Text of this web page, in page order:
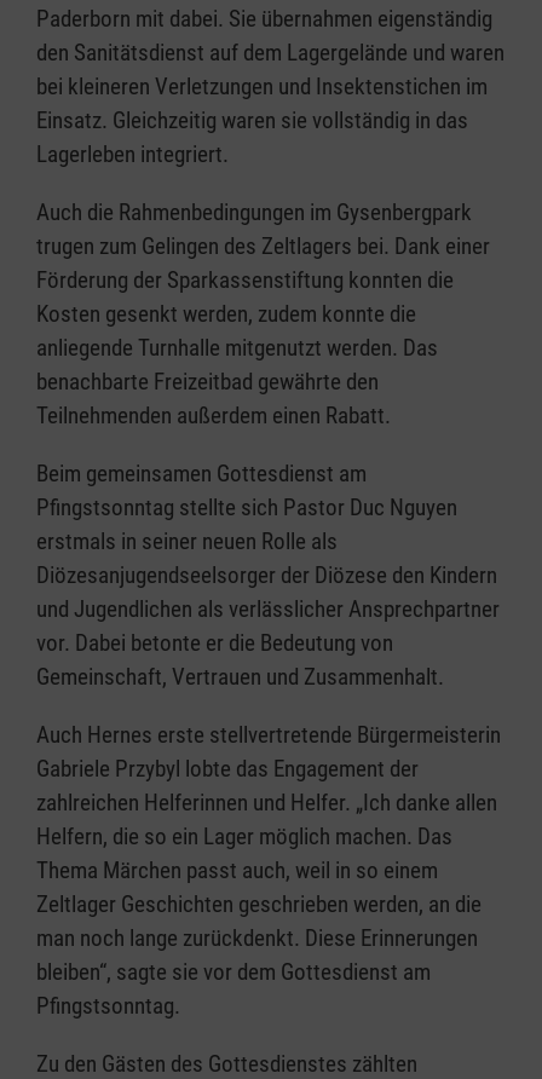
Paderborn mit dabei. Sie übernahmen eigenständig
den Sanitätsdienst auf dem Lagergelände und waren
bei kleineren Verletzungen und Insektenstichen im
Einsatz. Gleichzeitig waren sie vollständig in das
Lagerleben integriert.
Auch die Rahmenbedingungen im Gysenbergpark
trugen zum Gelingen des Zeltlagers bei. Dank einer
Förderung der Sparkassenstiftung konnten die
Kosten gesenkt werden, zudem konnte die
anliegende Turnhalle mitgenutzt werden. Das
benachbarte Freizeitbad gewährte den
Teilnehmenden außerdem einen Rabatt.
Beim gemeinsamen Gottesdienst am
Pfingstsonntag stellte sich Pastor Duc Nguyen
erstmals in seiner neuen Rolle als
Diözesanjugendseelsorger der Diözese den Kindern
und Jugendlichen als verlässlicher Ansprechpartner
vor. Dabei betonte er die Bedeutung von
Gemeinschaft, Vertrauen und Zusammenhalt.
Auch Hernes erste stellvertretende Bürgermeisterin
Gabriele Przybyl lobte das Engagement der
zahlreichen Helferinnen und Helfer. „Ich danke allen
Helfern, die so ein Lager möglich machen. Das
Thema Märchen passt auch, weil in so einem
Zeltlager Geschichten geschrieben werden, an die
man noch lange zurückdenkt. Diese Erinnerungen
bleiben“, sagte sie vor dem Gottesdienst am
Pfingstsonntag.
Zu den Gästen des Gottesdienstes zählten